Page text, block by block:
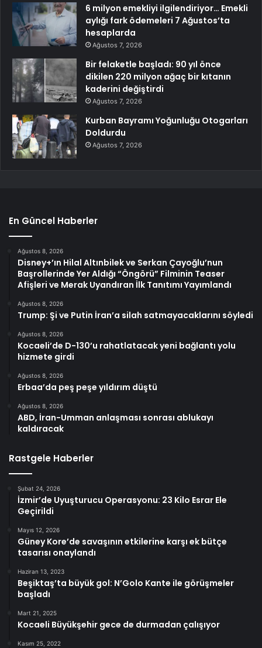
6 milyon emekliyi ilgilendiriyor… Emekli
aylığı fark ödemeleri 7 Ağustos’ta
hesaplarda
Ağustos 7, 2026
Bir felaketle başladı: 90 yıl önce
dikilen 220 milyon ağaç bir kıtanın
kaderini değiştirdi
Ağustos 7, 2026
Kurban Bayramı Yoğunluğu Otogarları
Doldurdu
Ağustos 7, 2026
En Güncel Haberler
Ağustos 8, 2026
Disney+’ın Hilal Altınbilek ve Serkan Çayoğlu’nun
Başrollerinde Yer Aldığı “Öngörü” Filminin Teaser
Afişleri ve Merak Uyandıran İlk Tanıtımı Yayımlandı
Ağustos 8, 2026
Trump: Şi ve Putin İran’a silah satmayacaklarını söyledi
Ağustos 8, 2026
Kocaeli’de D-130’u rahatlatacak yeni bağlantı yolu
hizmete girdi
Ağustos 8, 2026
Erbaa’da peş peşe yıldırım düştü
Ağustos 8, 2026
ABD, İran-Umman anlaşması sonrası ablukayı
kaldıracak
Rastgele Haberler
Şubat 24, 2026
İzmir’de Uyuşturucu Operasyonu: 23 Kilo Esrar Ele
Geçirildi
Mayıs 12, 2026
Güney Kore’de savaşının etkilerine karşı ek bütçe
tasarısı onaylandı
Haziran 13, 2023
Beşiktaş’ta büyük gol: N’Golo Kante ile görüşmeler
başladı
Mart 21, 2025
Kocaeli Büyükşehir gece de durmadan çalışıyor
Kasım 25, 2022